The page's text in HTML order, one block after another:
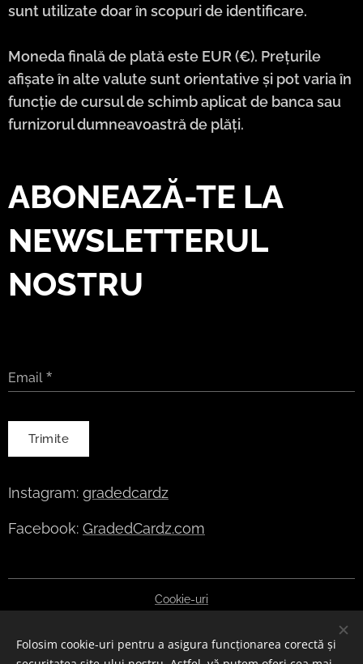
sunt utilizate doar în scopuri de identificare.
Moneda finală de plată este EUR (€). Prețurile
afișate în alte valute sunt orientative și pot varia în
funcție de cursul de schimb aplicat de banca sau
furnizorul dumneavoastră de plăți.
ABONEAZĂ-TE LA
NEWSLETTERUL
NOSTRU
Email
Trimite
Instagram: gradedcardz
Facebook: GradedCardz.com
Cookie-uri
English
Deutsch Polski Čeština Slovenčina Română
Folosim cookie-uri pentru a asigura funcționarea corectă și